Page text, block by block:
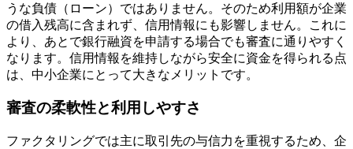
うな負債（ローン）ではありません。そのため利用額が企業
の借入残高に含まれず、信用情報にも影響しません。これに
より、あとで銀行融資を申請する場合でも審査に通りやすく
なります。信用情報を維持しながら安全に資金を得られる点
は、中小企業にとって大きなメリットです。
審査の柔軟性と利用しやすさ
ファクタリングでは主に取引先の与信力を重視するため、企